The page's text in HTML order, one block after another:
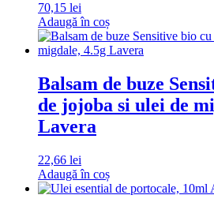
70,15 lei
Adaugă în coș
Balsam de buze
de jojoba si ulei de
Lavera
22,66 lei
Adaugă în coș